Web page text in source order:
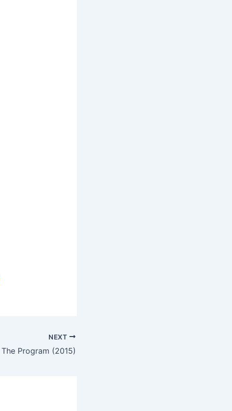
NEXT
The Program (2015)